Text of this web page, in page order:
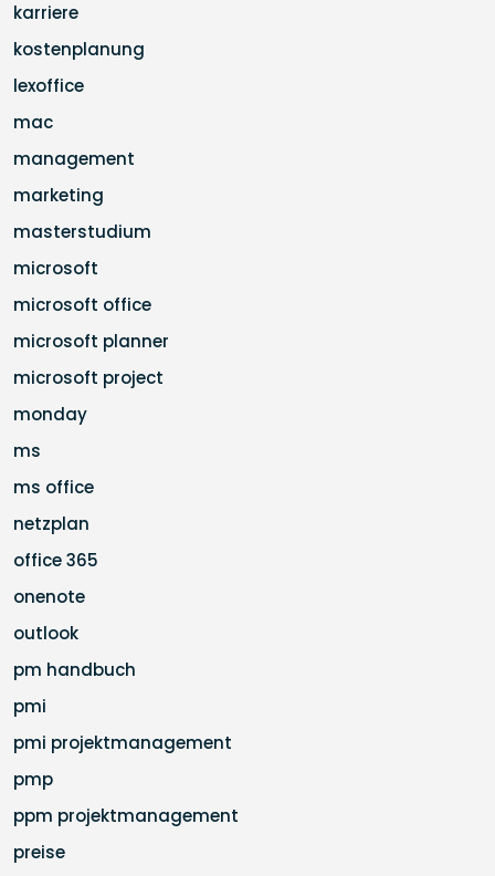
karriere
kostenplanung
lexoffice
mac
management
marketing
masterstudium
microsoft
microsoft office
microsoft planner
microsoft project
monday
ms
ms office
netzplan
office 365
onenote
outlook
pm handbuch
pmi
pmi projektmanagement
pmp
ppm projektmanagement
preise